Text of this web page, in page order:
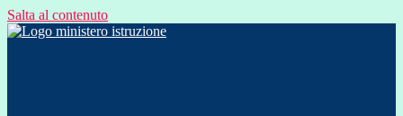
Salta al contenuto